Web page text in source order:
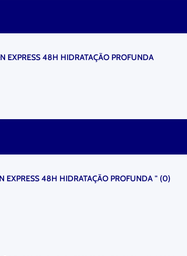
EXPRESS 48H HIDRATAÇÃO PROFUNDA
EXPRESS 48H HIDRATAÇÃO PROFUNDA " (0)